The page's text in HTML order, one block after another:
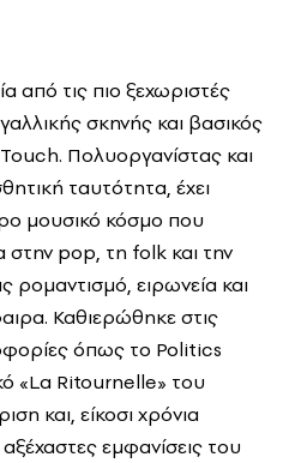
από τις πιο ξεχωριστές
σκηνής και βασικός
Πολυοργανίστας και
ταυτότητα, έχει
μουσικό κόσμο που
στην pop, τη folk και την
ειρωνεία και
Καθιερώθηκε στις
όπως το Politics
«La Ritournelle» του
και, είκοσι χρόνια
εμφανίσεις του